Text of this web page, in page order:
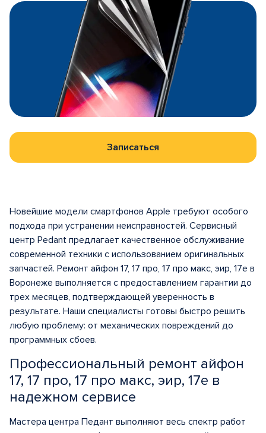
Записаться
Новейшие модели смартфонов Apple требуют особого
подхода при устранении неисправностей. Сервисный
центр Pedant предлагает качественное обслуживание
современной техники с использованием оригинальных
запчастей. Ремонт айфон 17, 17 про, 17 про макс, эир, 17е в
Воронеже выполняется с предоставлением гарантии до
трех месяцев, подтверждающей уверенность в
результате. Наши специалисты готовы быстро решить
любую проблему: от механических повреждений до
программных сбоев.
Профессиональный ремонт айфон
17, 17 про, 17 про макс, эир, 17е в
надежном сервисе
Мастера центра Педант выполняют весь спектр работ